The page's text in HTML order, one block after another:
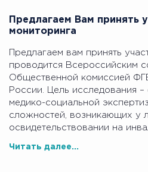
Предлагаем Вам принять
мониторинга
Предлагаем вам принять
проводится Всероссийским
Общественной комиссией
России. Цель исследования –
медико-социальной
сложностей, возникающих у
освидетельствовании на
Читать далее...